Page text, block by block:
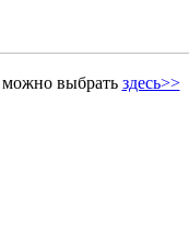
выбрать здесь>>